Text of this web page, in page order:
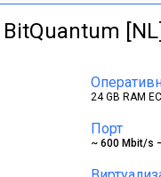
BitQuantum [NL]
24 GB RAM
Порт
~ 600 Mbit/s